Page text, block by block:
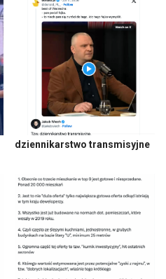
dziennikarstwo transmisyjne